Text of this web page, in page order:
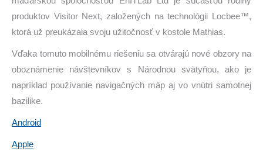
produktov Visitor Next, založených na technológii Locbee™,
ktorá už preukázala svoju užitočnosť v kostole Mathias.
Vďaka tomuto mobilnému riešeniu sa otvárajú nové obzory na
oboznámenie návštevníkov s Národnou svätyňou, ako je
napríklad používanie navigačných máp aj vo vnútri samotnej
bazilike.
Android
Apple